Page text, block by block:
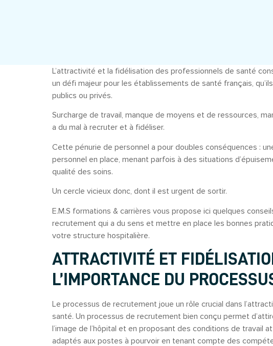
L’attractivité et la fidélisation des professionnels de santé
un défi majeur pour les établissements de santé français,
publics ou privés.
Surcharge de travail, manque de moyens et de ressources,
a du mal à recruter et à fidéliser.
Cette pénurie de personnel a pour doubles conséquences :
personnel en place, menant parfois à des situations
qualité des soins.
Un cercle vicieux donc, dont il est urgent de sortir.
E.M.S formations & carrières vous propose ici quelques
recrutement qui a du sens et mettre en place les bonnes
votre structure hospitalière.
ATTRACTIVITÉ ET
L’IMPORTANCE DU
Le processus de recrutement joue un rôle crucial dans
santé. Un processus de recrutement bien conçu permet
l’image de l’hôpital et en proposant des conditions de travail
adaptés aux postes à pourvoir en tenant compte des